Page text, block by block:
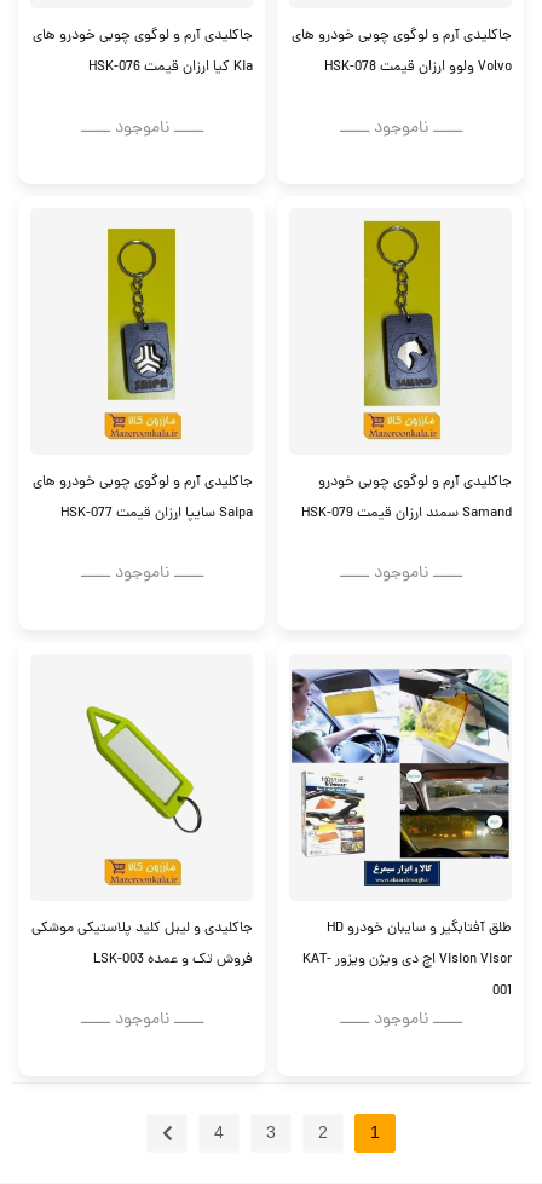
جاکلیدی آرم و لوگوی چوبی خودرو های
Volvo ولوو ارزان قیمت HSK-078
ــــــ ناموجود ــــــ
جاکلیدی آرم و لوگوی چوبی خودرو های
Kia کیا ارزان قیمت HSK-076
ــــــ ناموجود ــــــ
جاکلیدی آرم و لوگوی چوبی خودرو
Samand سمند ارزان قیمت HSK-079
ــــــ ناموجود ــــــ
جاکلیدی آرم و لوگوی چوبی خودرو های
Saipa سایپا ارزان قیمت HSK-077
ــــــ ناموجود ــــــ
طلق آفتابگیر و سایبان خودرو HD
Vision Visor اچ دی ویژن ویزور KAT-
001
ــــــ ناموجود ــــــ
جاکلیدی و لیبل کلید پلاستیکی موشکی
فروش تک و عمده LSK-003
ــــــ ناموجود ــــــ
1
2
3
4